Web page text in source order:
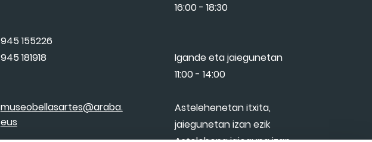
16:00 - 18:30
945 155226
945 181918
Igande eta jaiegunetan
11:00 - 14:00
museobellasartes@araba.
eus
Astelehenetan itxita,
jaiegunetan izan ezik